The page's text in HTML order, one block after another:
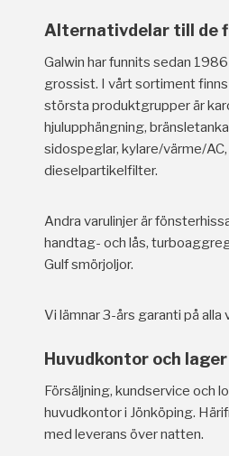
Alternativdelar till de
Galwin har funnits sedan
grossist. I vårt sortiment
största produktgrupper är
hjulupphängning,
sidospeglar, kylare/värme/
dieselpartikelfilter.
Andra varulinjer är
handtag- och lås,
Gulf smörjoljor.
Vi lämnar 3-års garanti på alla
Huvudkontor och lager
Försäljning, kundservice och
huvudkontor i Jönköping.
med leverans över natten.